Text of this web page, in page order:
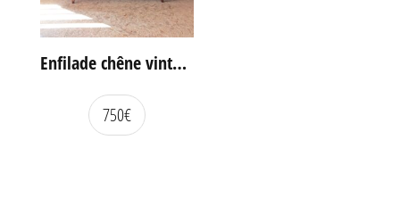
Enfilade chêne vintage portes coulissantes
750€